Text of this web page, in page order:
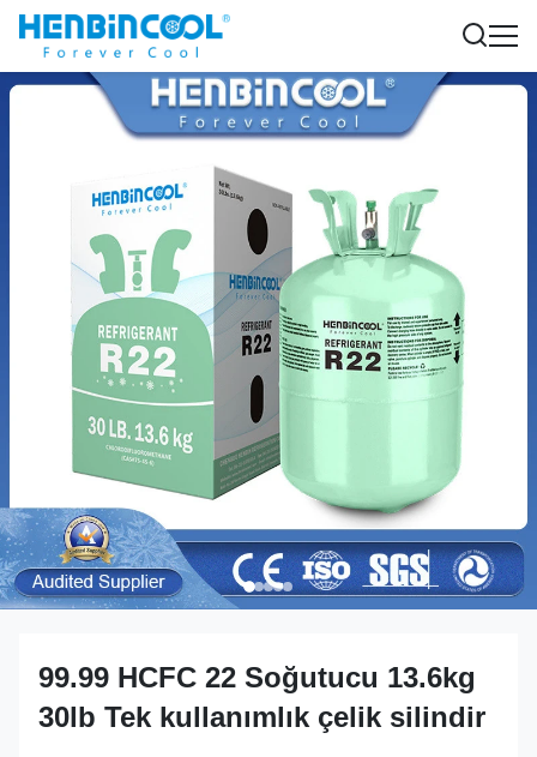
99.99 HCFC 22 Soğutucu 13.6kg
30lb Tek kullanımlık çelik silindir